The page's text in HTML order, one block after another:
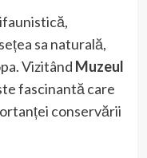
sa naturală,
Vizitând Muzeul
fascinantă care
conservării